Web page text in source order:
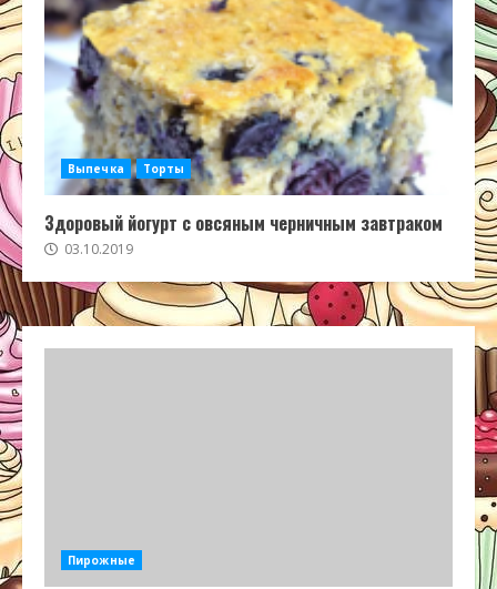
Выпечка Торты
Здоровый йогурт с овсяным черничным завтраком
03.10.2019
Пирожные